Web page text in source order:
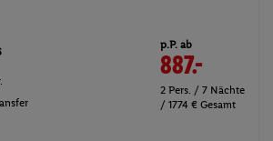
p.P. ab
887.-
2 Pers. / 7 Nächte
/ 1774 € Gesamt